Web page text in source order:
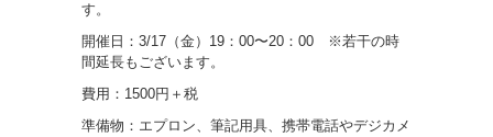
す。
開催日：3/17（金）19：00〜20：00 ※若干の時
間延長もございます。
費用：1500円＋税
準備物：エプロン、筆記用具、携帯電話やデジカメ